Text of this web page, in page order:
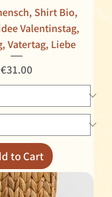
Shirt Bio,
Valentinstag,
Vatertag, Liebe
Price
€31.00
to Cart